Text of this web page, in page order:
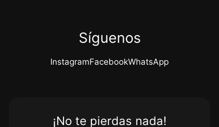
Síguenos
InstagramFacebookWhatsApp
¡No te pierdas nada!